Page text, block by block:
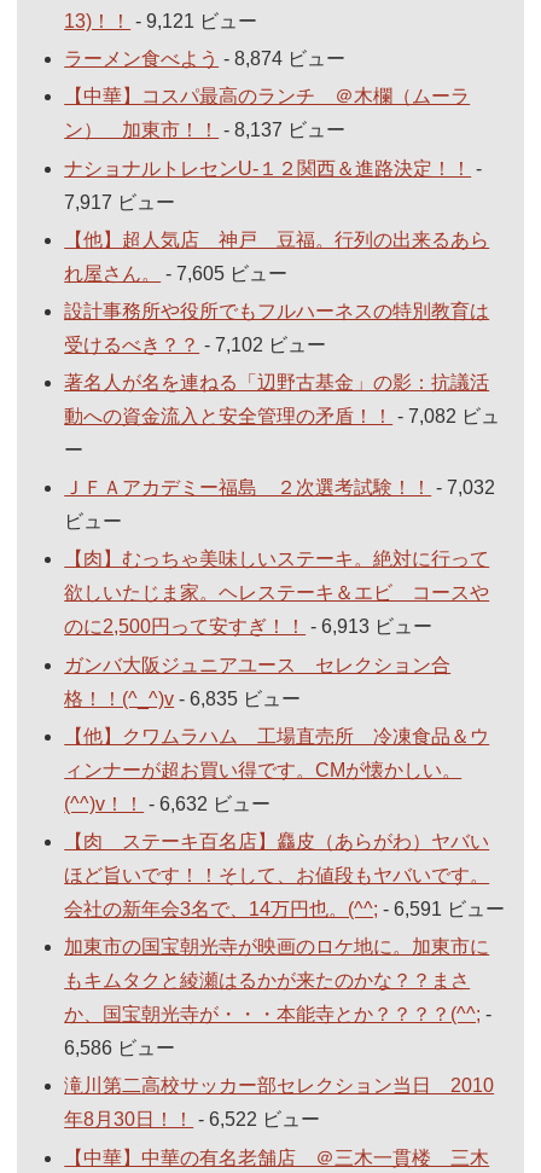
13)！！
- 9,121 ビュー
ラーメン食べよう - 8,874 ビュー
【中華】コスパ最高のランチ ＠木欄（ムーラ
ン） 加東市！！
- 8,137 ビュー
ナショナルトレセンU-１２関西＆進路決定！！
-
7,917 ビュー
【他】超人気店 神戸 豆福。行列の出来るあら
れ屋さん。
- 7,605 ビュー
設計事務所や役所でもフルハーネスの特別教育は
受けるべき？？ - 7,102 ビュー
著名人が名を連ねる「辺野古基金」の影：抗議活
動への資金流入と安全管理の矛盾！！
- 7,082 ビュ
ー
ＪＦＡアカデミー福島 ２次選考試験！！
- 7,032
ビュー
【肉】むっちゃ美味しいステーキ。絶対に行って
欲しいたじま家。ヘレステーキ＆エビ コースや
のに2,500円って安すぎ！！
- 6,913 ビュー
ガンバ大阪ジュニアユース セレクション合
格！！(^_^)v - 6,835 ビュー
【他】クワムラハム 工場直売所 冷凍食品＆ウ
ィンナーが超お買い得です。CMが懐かしい。
(^^)v！！
- 6,632 ビュー
【肉 ステーキ百名店】麤皮（あらがわ）ヤバい
ほど旨いです！！そして、お値段もヤバいです。
会社の新年会3名で、14万円也。(^^; - 6,591 ビュー
加東市の国宝朝光寺が映画のロケ地に。加東市に
もキムタクと綾瀬はるかが来たのかな？？まさ
か、国宝朝光寺が・・・本能寺とか？？？？(^^; -
6,586 ビュー
滝川第二高校サッカー部セレクション当日 2010
年8月30日！！
- 6,522 ビュー
【中華】中華の有名老舗店 ＠三木一貫楼 三木